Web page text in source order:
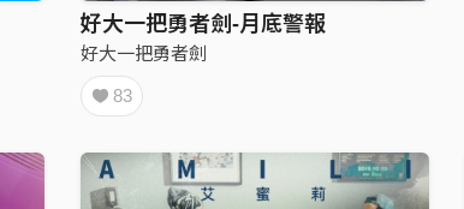
好大一把勇者劍-月底警報
好大一把勇者劍
83